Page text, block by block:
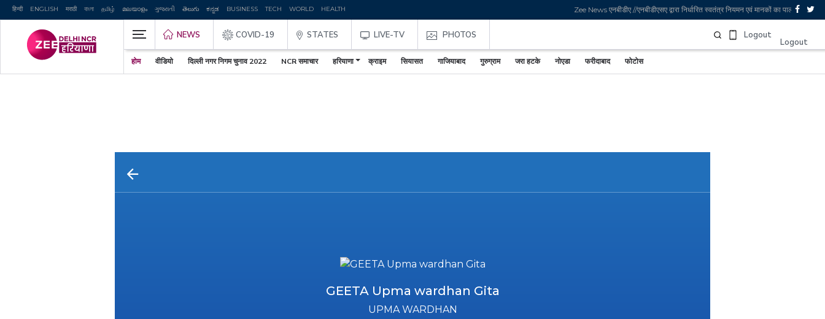
हिन्दी ENGLISH मराठी বাংলা தமிழ் മലയാളം ગુજરાતી తెలుగు ಕನ್ನಡ BUSINESS TECH WORLD HEALTH Zee News एनबीडीए //एनबीडीएसए द्वारा निर्धारित स्वतंत्र नियमन एवं मानकों का पालन
NEWS COVID-19 STATES LIVE-TV PHOTOS Logout
Logout
होम वीडियो दिल्ली नगर निगम चुनाव 2022 NCR समाचार हरियाणा क्राइम सियासत गाजियाबाद गुरुग्राम जरा हटके नोएडा फरीदाबाद फोटोस
GEETA Upma wardhan Gita
UPMA WARDHAN